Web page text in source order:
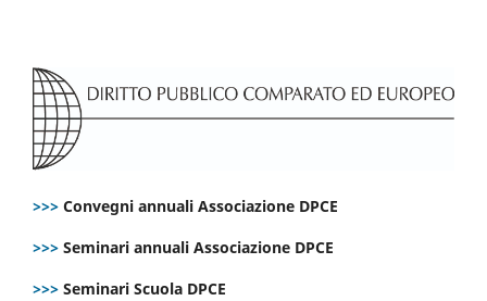
>>> Convegni annuali Associazione DPCE
>>> Seminari annuali Associazione DPCE
>>> Seminari Scuola DPCE